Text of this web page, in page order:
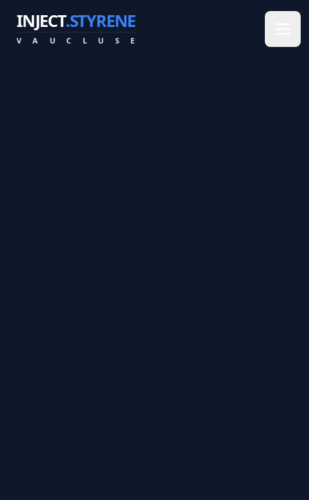
INJECT.STYRENE
V A U C L U S E